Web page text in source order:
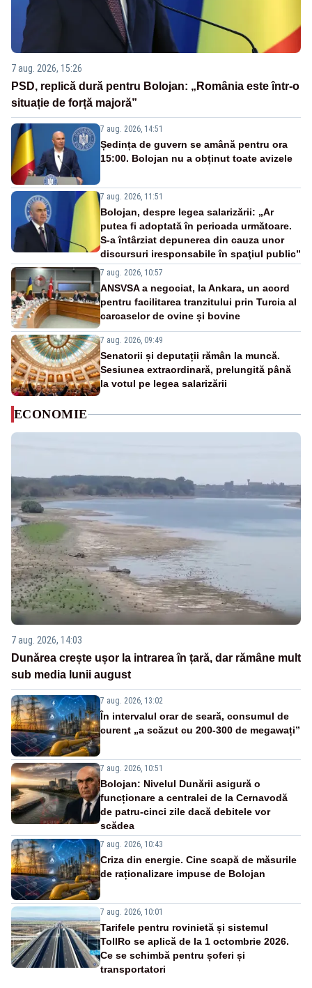
7 aug. 2026, 15:26
PSD, replică dură pentru Bolojan: „România este într-o
situație de forță majoră”
7 aug. 2026, 14:51
Ședința de guvern se amână pentru ora
15:00. Bolojan nu a obținut toate avizele
7 aug. 2026, 11:51
Bolojan, despre legea salarizării: „Ar
putea fi adoptată în perioada următoare.
S-a întârziat depunerea din cauza unor
discursuri iresponsabile în spaţiul public”
7 aug. 2026, 10:57
ANSVSA a negociat, la Ankara, un acord
pentru facilitarea tranzitului prin Turcia al
carcaselor de ovine și bovine
7 aug. 2026, 09:49
Senatorii și deputații rămân la muncă.
Sesiunea extraordinară, prelungită până
la votul pe legea salarizării
ECONOMIE
7 aug. 2026, 14:03
Dunărea crește ușor la intrarea în țară, dar rămâne mult
sub media lunii august
7 aug. 2026, 13:02
În intervalul orar de seară, consumul de
curent „a scăzut cu 200-300 de megawați”
7 aug. 2026, 10:51
Bolojan: Nivelul Dunării asigură o
funcționare a centralei de la Cernavodă
de patru-cinci zile dacă debitele vor
scădea
7 aug. 2026, 10:43
Criza din energie. Cine scapă de măsurile
de raționalizare impuse de Bolojan
7 aug. 2026, 10:01
Tarifele pentru rovinietă și sistemul
TollRo se aplică de la 1 octombrie 2026.
Ce se schimbă pentru șoferi și
transportatori